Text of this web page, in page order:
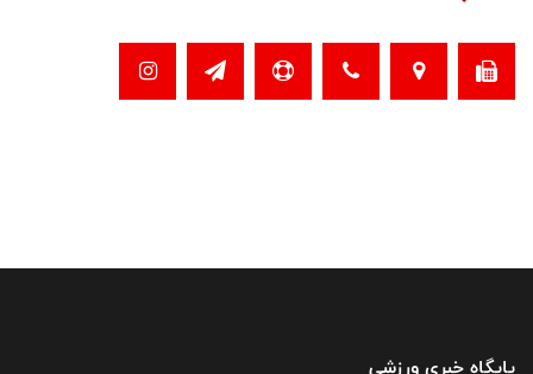
پایگاه خبری ورزشی